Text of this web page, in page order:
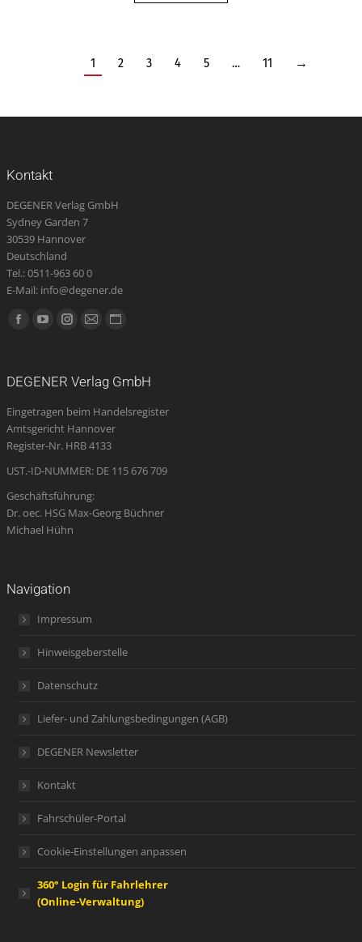
1 2 3 4 5 … 11 →
Kontakt
DEGENER Verlag GmbH
Sydney Garden 7
30539 Hannover
Deutschland
Tel.: 0511-963 60 0
E-Mail: info@degener.de
Finden Sie uns auf:
Facebook
new
window
YouTube
new
window
Instagram
new
window
E-
opens
in
new
Website
new
DEGENER Verlag GmbH
Eingetragen beim Handelsregister
Amtsgericht Hannover
Register-Nr. HRB 4133
UST.-ID-NUMMER: DE 115 676 709
Geschäftsführung:
Dr. oec. HSG Max-Georg Büchner
Michael Hühn
Navigation
Impressum
Hinweisgeberstelle
Datenschutz
Liefer- und Zahlungsbedingungen (AGB)
DEGENER Newsletter
Kontakt
Fahrschüler-Portal
Cookie-Einstellungen anpassen
360° Login für Fahrlehrer
(Online-Verwaltung)